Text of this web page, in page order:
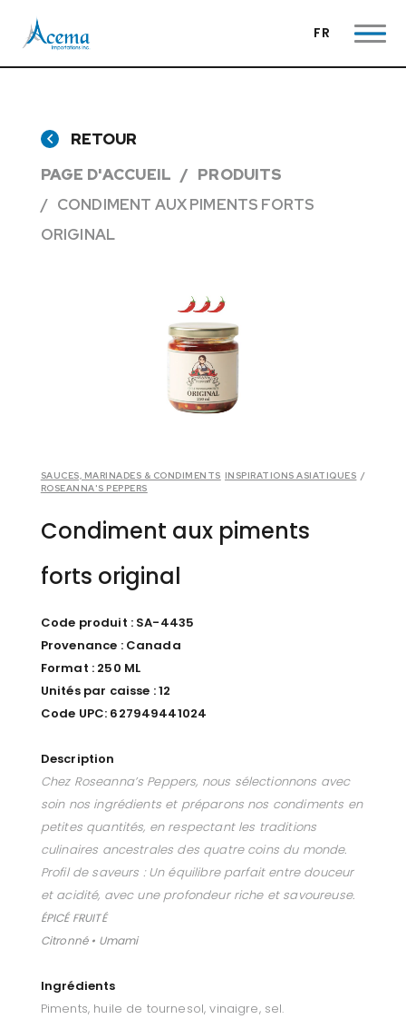
FR
RETOUR
PAGE D'ACCUEIL
PRODUITS
CONDIMENT AUX PIMENTS FORTS
ORIGINAL
SAUCES, MARINADES & CONDIMENTS INSPIRATIONS ASIATIQUES /
ROSEANNA'S PEPPERS
Condiment aux piments
forts original
Code produit : SA-4435
Provenance : Canada
Format : 250 ML
Unités par caisse : 12
Code UPC: 627949441024
Description
Chez Roseanna’s Peppers, nous sélectionnons avec
soin nos ingrédients et préparons nos condiments en
petites quantités, en respectant les traditions
culinaires ancestrales des quatre coins du monde.
Profil de saveurs : Un équilibre parfait entre douceur
et acidité, avec une profondeur riche et savoureuse.
ÉPICÉ FRUITÉ
Citronné • Umami
Ingrédients
Piments, huile de tournesol, vinaigre, sel.